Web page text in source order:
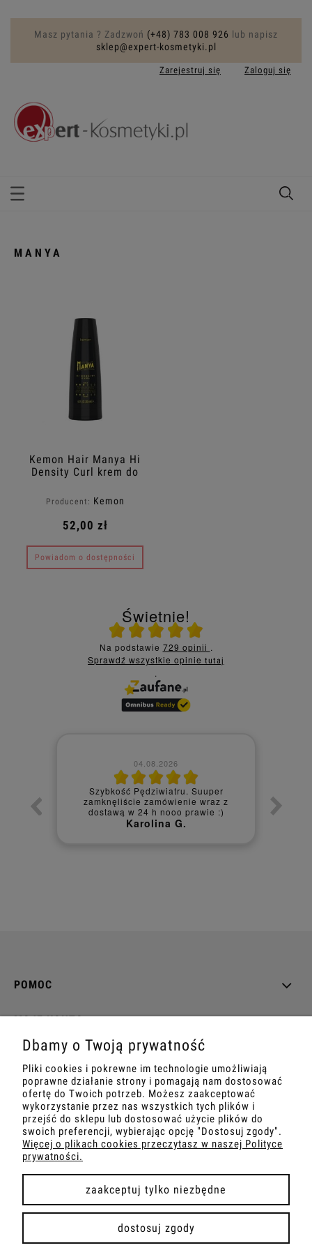
Masz pytania ? Zadzwoń (+48) 783 008 926 lub napisz
sklep@expert-kosmetyki.pl
Zarejestruj się Zaloguj się
MANYA
Kemon Hair Manya Hi
Density Curl krem do
200ml
Producent: Kemon
52,00 zł
Powiadom o dostępności
Świetnie!
Ocena średnia 5 na 5
Na podstawie 729 opinii .
Sprawdź wszystkie opinie tutaj
.
04.08.2026
Szybkość Pędziwiatru. Suuper
zamknęliście zamówienie wraz z
dostawą w 24 h nooo prawie :)
Karolina G.
POMOC
MOJE KONTO
PŁATNOŚCI I DOSTAWA
INFORMACJE
O NAS
pokaż pełną wersję strony
Sklep internetowy Shoper Premium
Dbamy o Twoją prywatność
Pliki cookies i pokrewne im technologie umożliwiają
poprawne działanie strony i pomagają nam dostosować
ofertę do Twoich potrzeb. Możesz zaakceptować
wykorzystanie przez nas wszystkich tych plików i
przejść do sklepu lub dostosować użycie plików do
swoich preferencji, wybierając opcję "Dostosuj zgody".
Więcej o plikach cookies przeczytasz w naszej Polityce
prywatności.
zaakceptuj tylko niezbędne
dostosuj zgody